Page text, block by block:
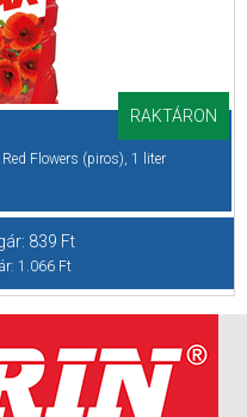
RAKTÁRON
Flowers (piros), 1 liter
839 Ft
1.066 Ft